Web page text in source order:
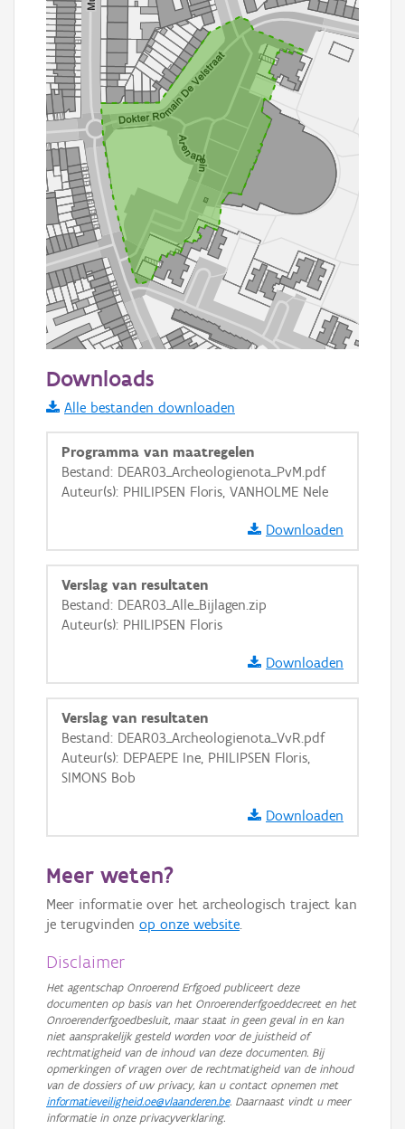
Informatie Vlaanderen
i
+ −
Basis Lagen
Ortho
GRB-Basiskaart
GRB-Basiskaart in grijswaarden
Downloads
Alle bestanden downloaden
Programma van maatregelen
Bestand: DEAR03_Archeologienota_PvM.pdf
Auteur(s): PHILIPSEN Floris, VANHOLME Nele
Downloaden
Verslag van resultaten
Bestand: DEAR03_Alle_Bijlagen.zip
Auteur(s): PHILIPSEN Floris
Downloaden
Verslag van resultaten
Bestand: DEAR03_Archeologienota_VvR.pdf
Auteur(s): DEPAEPE Ine, PHILIPSEN Floris,
SIMONS Bob
Downloaden
Meer weten?
Meer informatie over het archeologisch traject kan
je terugvinden op onze website.
Disclaimer
Het agentschap Onroerend Erfgoed publiceert deze
documenten op basis van het Onroerenderfgoeddecreet en het
Onroerenderfgoedbesluit, maar staat in geen geval in en kan
niet aansprakelijk gesteld worden voor de juistheid of
rechtmatigheid van de inhoud van deze documenten. Bij
opmerkingen of vragen over de rechtmatigheid van de inhoud
van de dossiers of uw privacy, kan u contact opnemen met
informatieveiligheid.oe@vlaanderen.be. Daarnaast vindt u meer
informatie in onze privacyverklaring.